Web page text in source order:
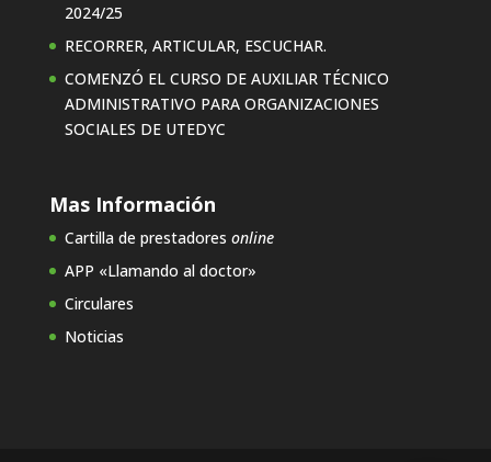
2024/25
RECORRER, ARTICULAR, ESCUCHAR.
COMENZÓ EL CURSO DE AUXILIAR TÉCNICO
ADMINISTRATIVO PARA ORGANIZACIONES
SOCIALES DE UTEDYC
Mas Información
Cartilla de prestadores online
APP «Llamando al doctor»
Circulares
Noticias